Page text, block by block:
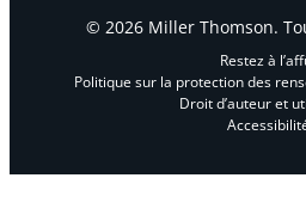
© 2026 Miller Thomson.
Restez à
Politique sur la protection des
Droit d’auteur et